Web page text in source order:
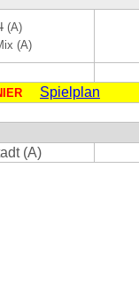
(A)
(A)
Spielplan
(A)